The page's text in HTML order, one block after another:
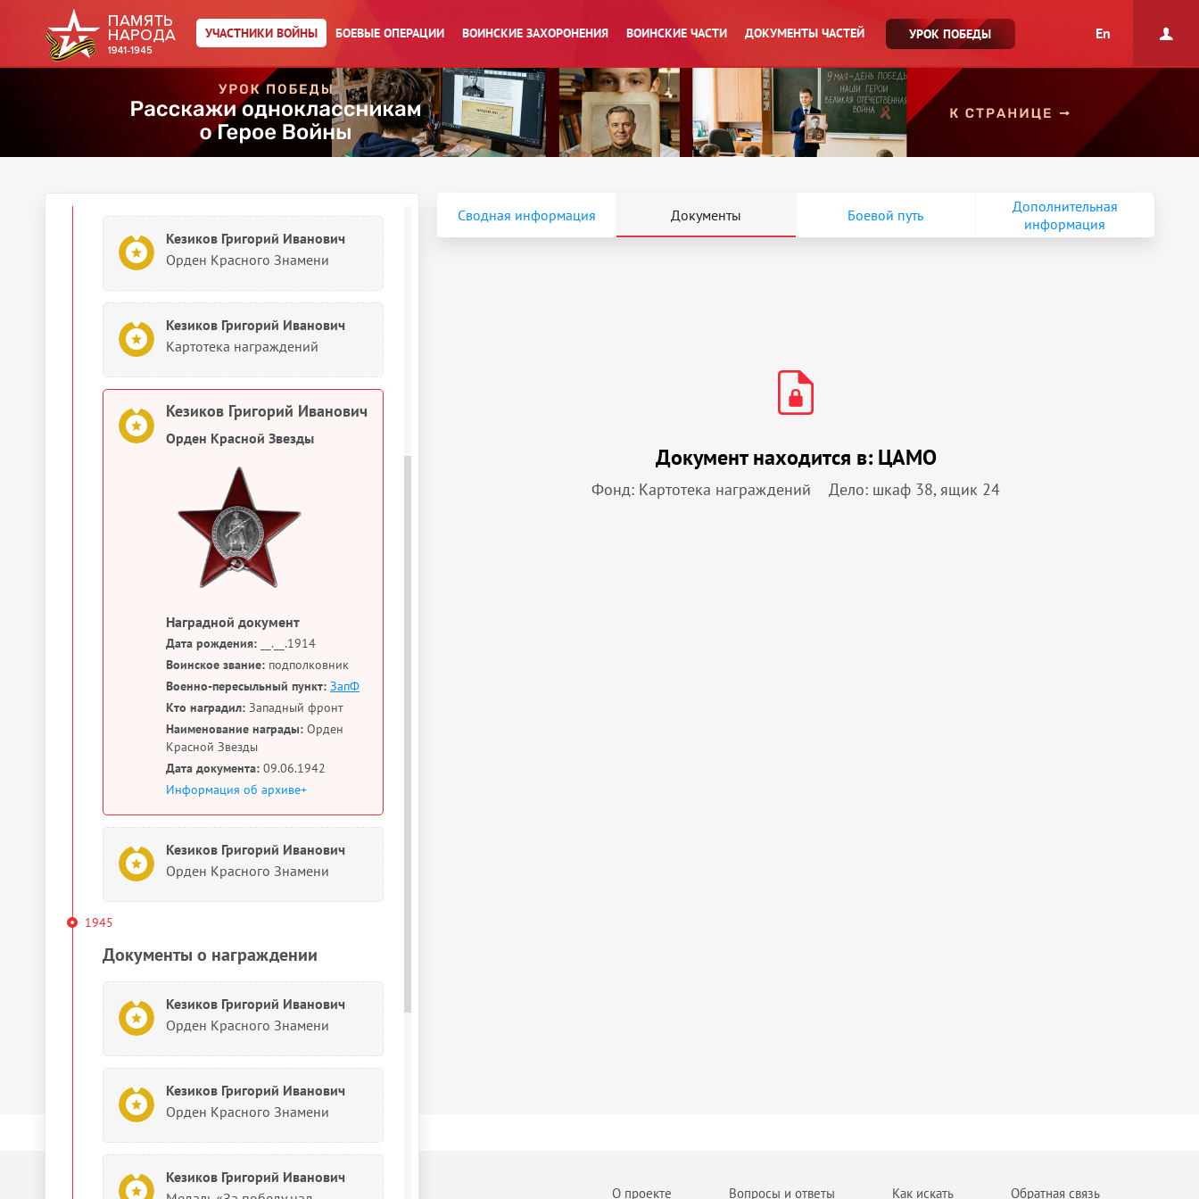
УЧАСТНИКИ ВОЙНЫ БОЕВЫЕ ОПЕРАЦИИ ВОИНСКИЕ ЗАХОРОНЕНИЯ ВОИНСКИЕ ЧАСТИ ДОКУМЕНТЫ ЧАСТЕЙ УРОК ПОБЕДЫ En
Сведения о личном составе
Кезиков Григорий (Георгий)
Иванович
Учетно-послужная картотека
1942
Кезиков Григорий Иванович
Орден Красного Знамени
Кезиков Григорий Иванович
Картотека награждений
Кезиков Григорий Иванович
Орден Красной Звезды
Наградной документ
Дата рождения: __.__.1914
Воинское звание: подполковник
Военно-пересыльный пункт: ЗапФ
Кто наградил: Западный фронт
Наименование награды: Орден
Красной Звезды
Дата документа: 09.06.1942
Информация об архиве+
Кезиков Григорий Иванович
Орден Красного Знамени
1945
Документы о награждении
Кезиков Григорий Иванович
Орден Красного Знамени
Кезиков Григорий Иванович
Орден Красного Знамени
Кезиков Григорий Иванович
Сводная информация Документы Боевой путь
Дополнительная
информация
Документ находится в: ЦАМО
Фонд: Картотека награждений Дело: шкаф 38, ящик 24
О проекте Вопросы и ответы Как искать Обратная связь